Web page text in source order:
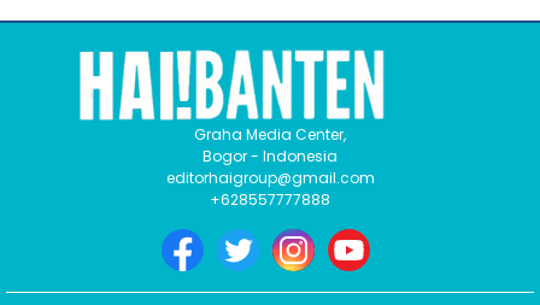
Graha Media Center,
Bogor - Indonesia
editorhaigroup@gmail.com
+628557777888